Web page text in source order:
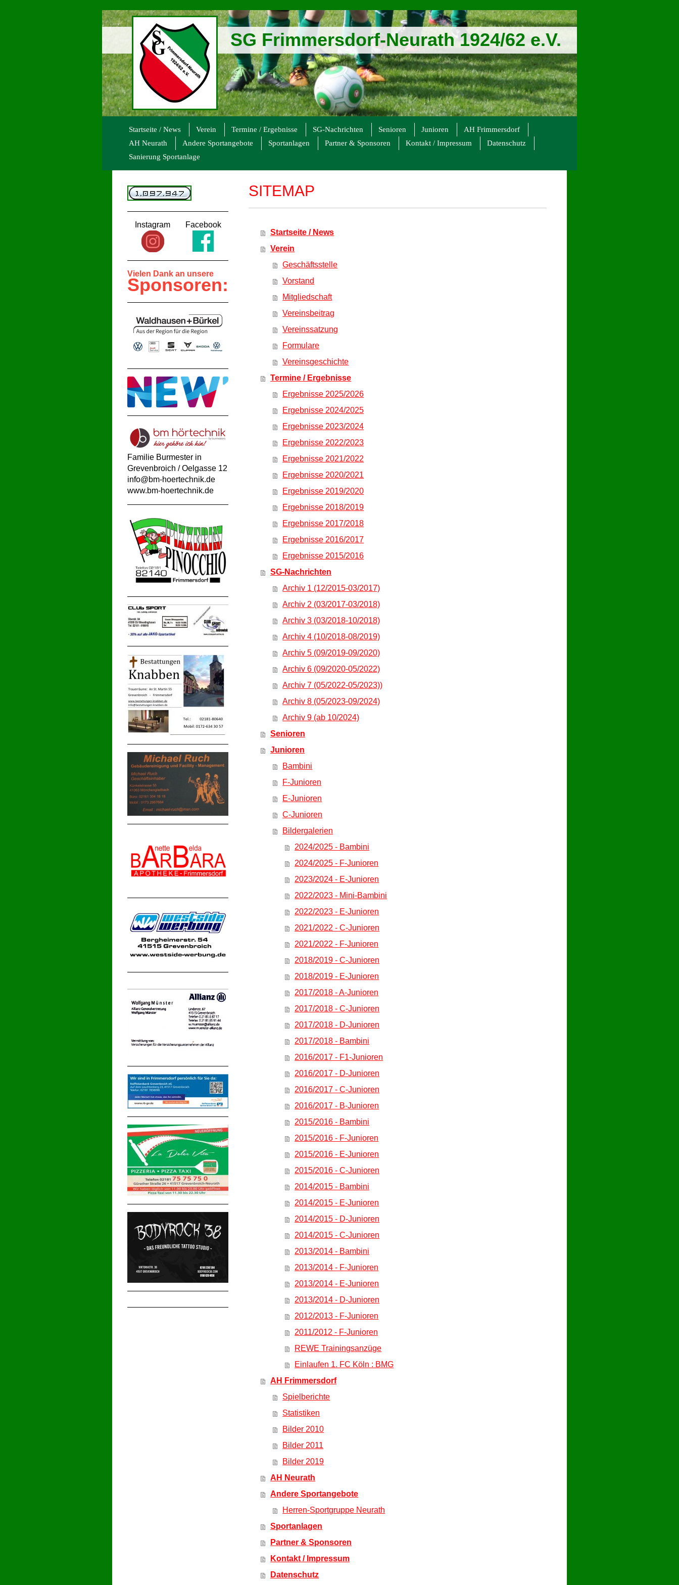
SG Frimmersdorf-Neurath 1924/62 e.V.
Startseite / News Verein Termine / Ergebnisse SG-Nachrichten Senioren Junioren
AH Frimmersdorf
AH Neurath
Andere Sportangebote Sportanlagen Partner & Sponsoren Kontakt / Impressum
Datenschutz
Sanierung Sportanlage
Instagram Facebook
Vielen Dank an unsere
Sponsoren:
Familie Burmester in
Grevenbroich / Oelgasse 12
info@bm-hoertechnik.de
www.bm-hoertechnik.de
SITEMAP
Startseite / News
Verein
Geschäftsstelle
Vorstand
Mitgliedschaft
Vereinsbeitrag
Vereinssatzung
Formulare
Vereinsgeschichte
Termine / Ergebnisse
Ergebnisse 2025/2026
Ergebnisse 2024/2025
Ergebnisse 2023/2024
Ergebnisse 2022/2023
Ergebnisse 2021/2022
Ergebnisse 2020/2021
Ergebnisse 2019/2020
Ergebnisse 2018/2019
Ergebnisse 2017/2018
Ergebnisse 2016/2017
Ergebnisse 2015/2016
SG-Nachrichten
Archiv 1 (12/2015-03/2017)
Archiv 2 (03/2017-03/2018)
Archiv 3 (03/2018-10/2018)
Archiv 4 (10/2018-08/2019)
Archiv 5 (09/2019-09/2020)
Archiv 6 (09/2020-05/2022)
Archiv 7 (05/2022-05/2023))
Archiv 8 (05/2023-09/2024)
Archiv 9 (ab 10/2024)
Senioren
Junioren
Bambini
F-Junioren
E-Junioren
C-Junioren
Bildergalerien
2024/2025 - Bambini
2024/2025 - F-Junioren
2023/2024 - E-Junioren
2022/2023 - Mini-Bambini
2022/2023 - E-Junioren
2021/2022 - C-Junioren
2021/2022 - F-Junioren
2018/2019 - C-Junioren
2018/2019 - E-Junioren
2017/2018 - A-Junioren
2017/2018 - C-Junioren
2017/2018 - D-Junioren
2017/2018 - Bambini
2016/2017 - F1-Junioren
2016/2017 - D-Junioren
2016/2017 - C-Junioren
2016/2017 - B-Junioren
2015/2016 - Bambini
2015/2016 - F-Junioren
2015/2016 - E-Junioren
2015/2016 - C-Junioren
2014/2015 - Bambini
2014/2015 - E-Junioren
2014/2015 - D-Junioren
2014/2015 - C-Junioren
2013/2014 - Bambini
2013/2014 - F-Junioren
2013/2014 - E-Junioren
2013/2014 - D-Junioren
2012/2013 - F-Junioren
2011/2012 - F-Junioren
REWE Trainingsanzüge
Einlaufen 1. FC Köln : BMG
AH Frimmersdorf
Spielberichte
Statistiken
Bilder 2010
Bilder 2011
Bilder 2019
AH Neurath
Andere Sportangebote
Herren-Sportgruppe Neurath
Sportanlagen
Partner & Sponsoren
Kontakt / Impressum
Datenschutz